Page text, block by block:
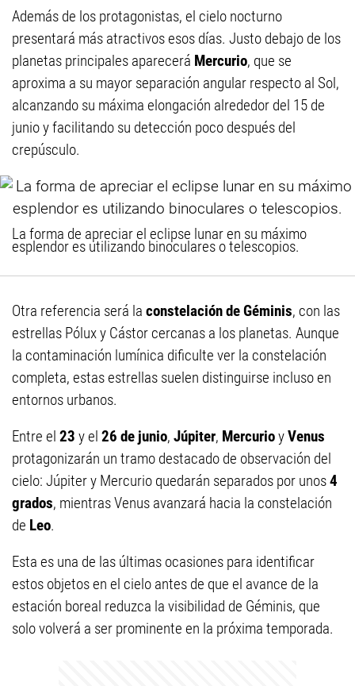
Además de los protagonistas, el cielo nocturno
presentará más atractivos esos días. Justo debajo de los
planetas principales aparecerá Mercurio, que se
aproxima a su mayor separación angular respecto al Sol,
alcanzando su máxima elongación alrededor del 15 de
junio y facilitando su detección poco después del
crepúsculo.
La forma de apreciar el eclipse lunar en su máximo
esplendor es utilizando binoculares o telescopios.
Otra referencia será la constelación de Géminis, con las
estrellas Pólux y Cástor cercanas a los planetas. Aunque
la contaminación lumínica dificulte ver la constelación
completa, estas estrellas suelen distinguirse incluso en
entornos urbanos.
Entre el 23 y el 26 de junio, Júpiter, MercurioyVenus
protagonizarán un tramo destacado de observación del
cielo: Júpiter y Mercurio quedarán separados por unos4
grados, mientras Venus avanzará hacia la constelación
de Leo.
Esta es una de las últimas ocasiones para identificar
estos objetos en el cielo antes de que el avance de la
estación boreal reduzca la visibilidad de Géminis, que
solo volverá a ser prominente en la próxima temporada.